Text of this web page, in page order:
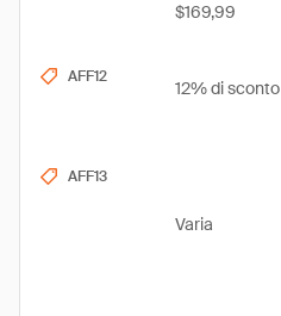
$169,99
AFF12
12% di sconto
AFF13
Varia